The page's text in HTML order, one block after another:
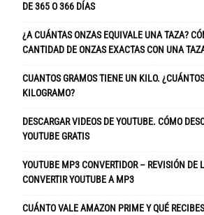
DE 365 O 366 DÍAS
¿A CUÁNTAS ONZAS EQUIVALE UNA TAZA?
CANTIDAD DE ONZAS EXACTAS CON UNA
CUANTOS GRAMOS TIENE UN KILO.
KILOGRAMO?
DESCARGAR VIDEOS DE YOUTUBE. CÓMO
YOUTUBE GRATIS
YOUTUBE MP3 CONVERTIDOR – REVISIÓN DE
CONVERTIR YOUTUBE A MP3
CUÁNTO VALE AMAZON PRIME Y QUÉ